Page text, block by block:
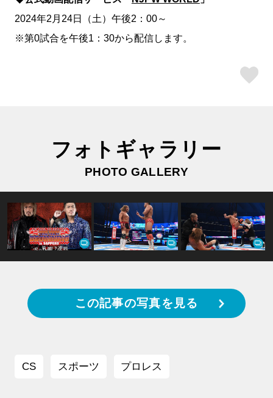
2024年2月24日（土）午後2：00～
※第0試合を午後1：30から配信します。
フォトギャラリー
PHOTO GALLERY
この記事の写真を見る
CS スポーツ プロレス